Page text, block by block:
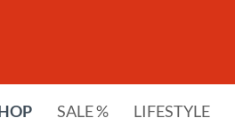
SALE % LIFESTYLE